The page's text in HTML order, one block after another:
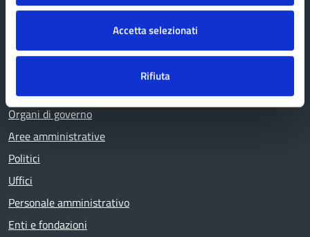
Accetta selezionati
Rifiuta
Organi di governo
Aree amministrative
Politici
Uffici
Personale amministrativo
Enti e fondazioni